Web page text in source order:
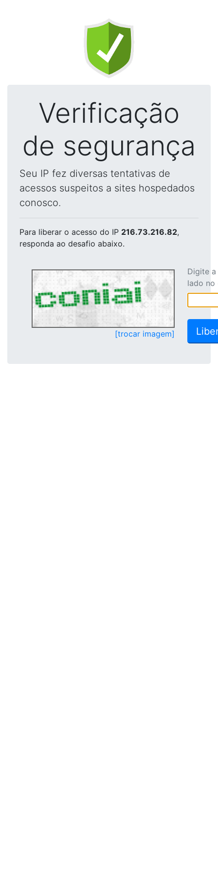
Verificação
de segurança
Seu IP fez diversas tentativas de
acessos suspeitos a sites hospedados
conosco.
Para liberar o acesso do IP 216.73.216.82,
responda ao desafio abaixo.
[trocar imagem]
Digite
lado no